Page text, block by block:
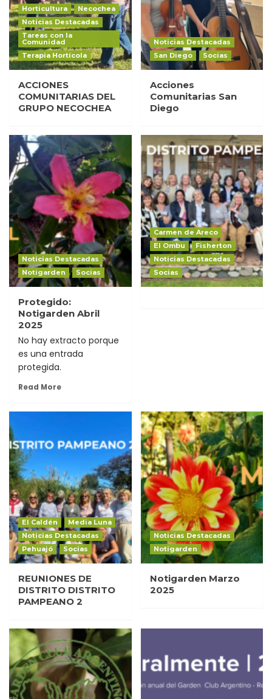
Horticultura
Necochea
Noticias Destacadas
Tareas con la
Comunidad
Terapia Hortícola
ACCIONES
COMUNITARIAS DEL
GRUPO NECOCHEA
Noticias Destacadas
San Diego
Socias
Acciones
Comunitarias San
Diego
Noticias Destacadas
Notigarden
Socias
Protegido:
Notigarden Abril
2025
No hay extracto porque
es una entrada
protegida.
Read More
Carmen de Areco
El Ombu
Fisherton
Noticias Destacadas
Socias
El Caldén
Media Luna
Noticias Destacadas
Pehuajó
Socias
REUNIONES DE
DISTRITO DISTRITO
PAMPEANO 2
Noticias Destacadas
Notigarden
Notigarden Marzo
2025